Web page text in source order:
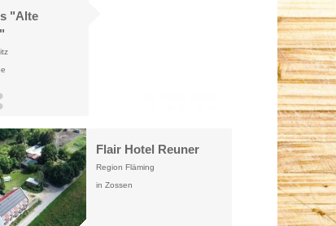
"Alte
Flair Hotel Reuner
Region Fläming
in Zossen